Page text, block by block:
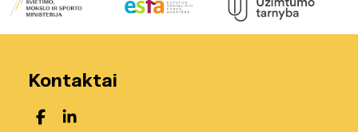
Kontaktai